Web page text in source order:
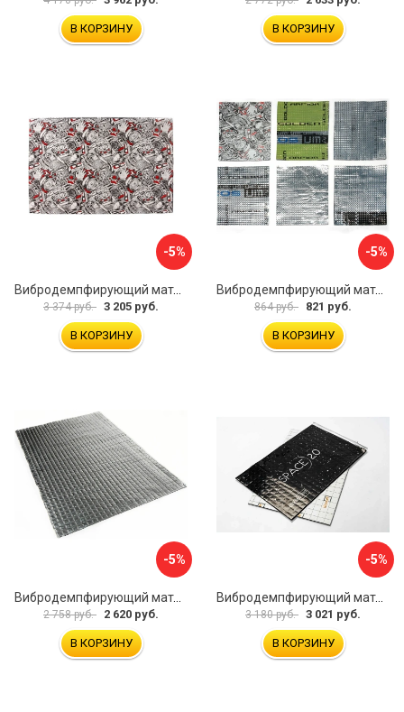
В КОРЗИНУ В КОРЗИНУ
-5%
Вибродемпфирующий материал Dreamcar DC-4M0-S070050P18
3 374 руб. 3 205 руб.
В КОРЗИНУ
-5%
Вибродемпфирующий материал Dreamcar Ассорти 3 DC-000-0123873P1021
864 руб. 821 руб.
В КОРЗИНУ
-5%
Вибродемпфирующий материал Dreamcar Noname 2 N6-2M0-S070050P1079
2 758 руб. 2 620 руб.
В КОРЗИНУ
-5%
Вибродемпфирующий материал Шумофф SPACE 2.0 НФ-00001206
3 180 руб. 3 021 руб.
В КОРЗИНУ